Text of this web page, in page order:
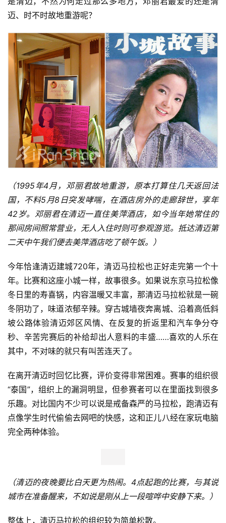
迈、时不时故地重游呢？
（1995年4月，邓丽君故地重游，原本打算住几天返回法
国，不料5月8日突发哮喘，在酒店房外的走廊辞世，享年
42岁。邓丽君在清迈一直住美萍酒店，如今当年她常住的
那间房间照常营业，无人入住时则可参观游览。抵达清迈第
二天中午我们便去美萍酒店吃了顿午饭。）
今年恰逢清迈建城720年，清迈马拉松也正好走完第一个十
年。比赛和这座小城一样，故事很多。如果说东京马拉松像
冬日里的寿喜锅，内容温暖又丰富，那清迈马拉松就是一碗
冬阴功了，味道浓郁辛辣。穿古城墙夜奔离城、沿着高低斜
坡公路体验清迈郊区风情、在反复的折返里和汽车争分夺
秒、辛苦完赛后的补给却出人意料的丰盛……喜欢的人乐在
其中，不对味的就只有叫苦连天了。
在离开清迈时回忆比赛，评价变得非常困难。赛事的组织很
“泰国”，组织上的漏洞明显，但参赛者可以在里面找到很多
乐趣。对比国内不少可以说是戒备森严的马拉松，跑清迈有
点像学生时代偷偷去网吧的快感，这和正儿八经在家玩电脑
完全两种体验。
（清迈的夜晚要比白天更为热闹。4点起跑的比赛，与其说
城市在准备醒来，不如说是刚从上一段喧哗中安静下来。）
整体上，清迈马拉松的组织较为简单松散。